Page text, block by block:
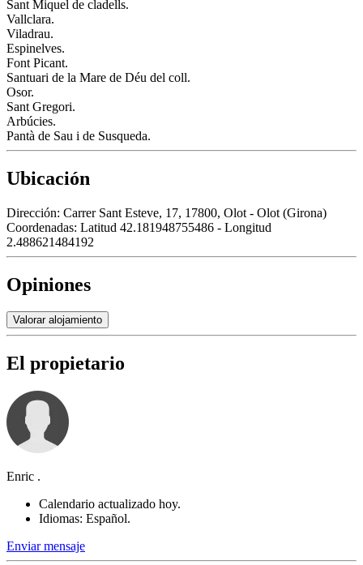
Sant Miquel de cladells.
Vallclara.
Viladrau.
Espinelves.
Font Picant.
Santuari de la Mare de Déu del coll.
Osor.
Sant Gregori.
Arbúcies.
Pantà de Sau i de Susqueda.
Ubicación
Dirección: Carrer Sant Esteve, 17, 17800, Olot - Olot (Girona)
Coordenadas: Latitud 42.181948755486 - Longitud
2.488621484192
Opiniones
Valorar alojamiento
El propietario
Enric .
Calendario actualizado hoy.
Idiomas: Español.
Enviar mensaje